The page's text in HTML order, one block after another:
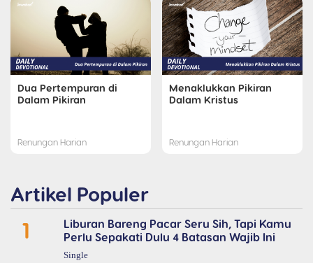
Dua Pertempuran di
Dalam Pikiran
Renungan Harian
Menaklukkan Pikiran
Dalam Kristus
Renungan Harian
Artikel Populer
1
Liburan Bareng Pacar Seru Sih, Tapi Kamu
Perlu Sepakati Dulu 4 Batasan Wajib Ini
Single